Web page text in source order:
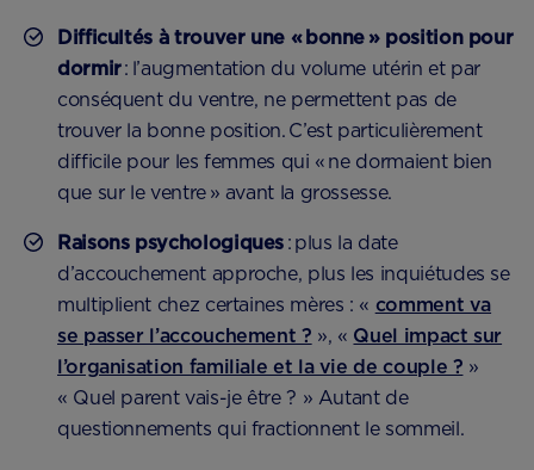
Difficultés à trouver une « bonne » position pour
dormir: l’augmentation du volume utérin et par
conséquent du ventre, ne permettent pas de
trouver la bonne position. C’est particulièrement
difficile pour les femmes qui « ne dormaient bien
que sur le ventre » avant la grossesse.
Raisons psychologiques : plus la date
d’accouchement approche, plus les inquiétudes se
multiplient chez certaines mères : « comment va
se passer l’accouchement ? », « Quel impact sur
l’organisation familiale et la vie de couple ? »
« Quel parent vais-je être ? » Autant de
questionnements qui fractionnent le sommeil.